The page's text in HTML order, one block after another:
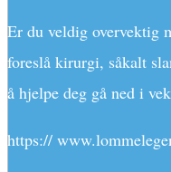
Er du veldig overvektig
foreslå kirurgi, såkalt
å hjelpe deg gå ned i
https://